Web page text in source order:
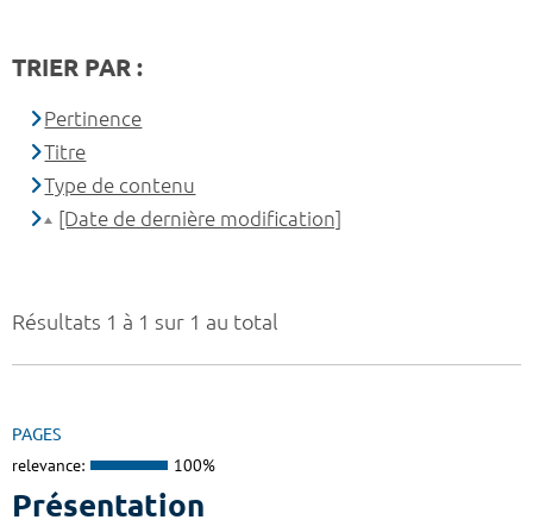
Résultats 1 à 1 sur 1 au total
PAGES
relevance: 100%
Présentation
TRIER PAR :
Pertinence
Titre
Type de contenu
[Date de dernière modification]